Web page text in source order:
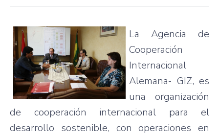
La Agencia de
Cooperación
Internacional
Alemana- GIZ, es
una organización
de cooperación internacional para el
desarrollo sostenible, con operaciones en